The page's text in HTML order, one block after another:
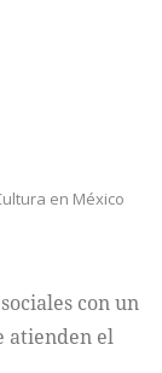
en México
con un
atienden el